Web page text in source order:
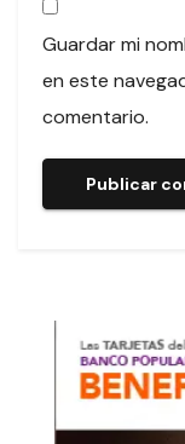
Guardar mi
en este
comentario.